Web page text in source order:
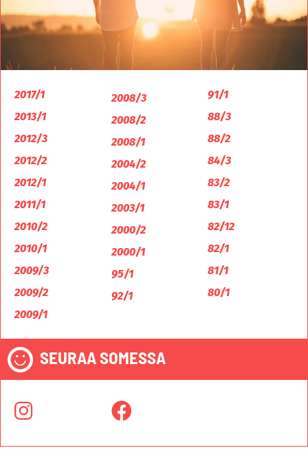
2017/1
2013/1
2012/3
2012/2
2012/1
2011/1
2010/2
2010/1
2009/3
2009/2
2009/1
2008/3
2008/2
2008/1
2004/2
2004/1
2003/1
2000/2
2000/1
95/1
92/1
91/1
88/3
88/2
84/3
83/2
83/1
82/12
82/1
81/1
80/1
SEURAA SOMESSA